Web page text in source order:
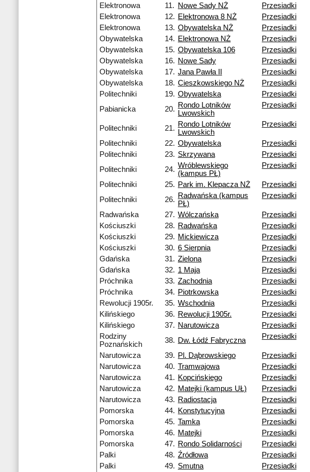
Elektronowa
11. Nowe Sady NŻ
Przesiadki
Elektronowa
12. Elektronowa 8 NŻ
Przesiadki
Elektronowa
13. Obywatelska NŻ
Przesiadki
Obywatelska
14. Elektronowa NŻ
Przesiadki
Obywatelska
15. Obywatelska 106
Przesiadki
Obywatelska
16. Nowe Sady
Przesiadki
Obywatelska
17. Jana Pawła II
Przesiadki
Obywatelska
18. Cieszkowskiego NŻ
Przesiadki
Politechniki
19. Obywatelska
Przesiadki
Pabianicka
20. Rondo Lotników
Lwowskich
Przesiadki
Politechniki 21. Rondo Lotników
Lwowskich
Przesiadki
Politechniki 22. Obywatelska
Przesiadki
Politechniki
23. Skrzywana
Przesiadki
Politechniki
24. Wróblewskiego
(kampus PŁ)
Przesiadki
Politechniki 25. Park im. Klepacza NŻ
Przesiadki
Politechniki
26. Radwańska (kampus
PŁ)
Przesiadki
Radwańska 27. Wólczańska
Przesiadki
Kościuszki
28. Radwańska
Przesiadki
Kościuszki
29. Mickiewicza
Przesiadki
Kościuszki
30. 6 Sierpnia
Przesiadki
Gdańska
31. Zielona
Przesiadki
Gdańska
32. 1 Maja
Przesiadki
Próchnika
33. Zachodnia
Przesiadki
Próchnika
34. Piotrkowska
Przesiadki
Rewolucji 1905r.
35. Wschodnia
Przesiadki
Kilińskiego
36. Rewolucji 1905r.
Przesiadki
Kilińskiego
37. Narutowicza
Przesiadki
Rodziny
Poznańskich
38. Dw. Łódź Fabryczna Przesiadki
Narutowicza 39. Pl. Dąbrowskiego
Przesiadki
Narutowicza
40. Tramwajowa
Przesiadki
Narutowicza
41. Kopcińskiego
Przesiadki
Narutowicza
42. Matejki (kampus UŁ)
Przesiadki
Narutowicza
43. Radiostacja
Przesiadki
Pomorska
44. Konstytucyjna
Przesiadki
Pomorska
45. Tamka
Przesiadki
Pomorska
46. Matejki
Przesiadki
Pomorska
47. Rondo Solidarności
Przesiadki
Palki
48. Źródłowa
Przesiadki
Palki
49. Smutna Przesiadki